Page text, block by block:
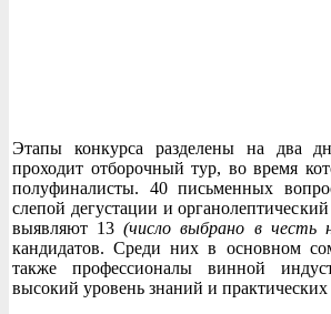
Этапы конкурса разделены на два
проходит отборочный тур, во время
полуфиналисты. 40 письменных
слепой дегустации и
выявляют 13(число выбрано в честь
кандидатов. Среди них в основном
также профессионалы винной
высокий уровень знаний и